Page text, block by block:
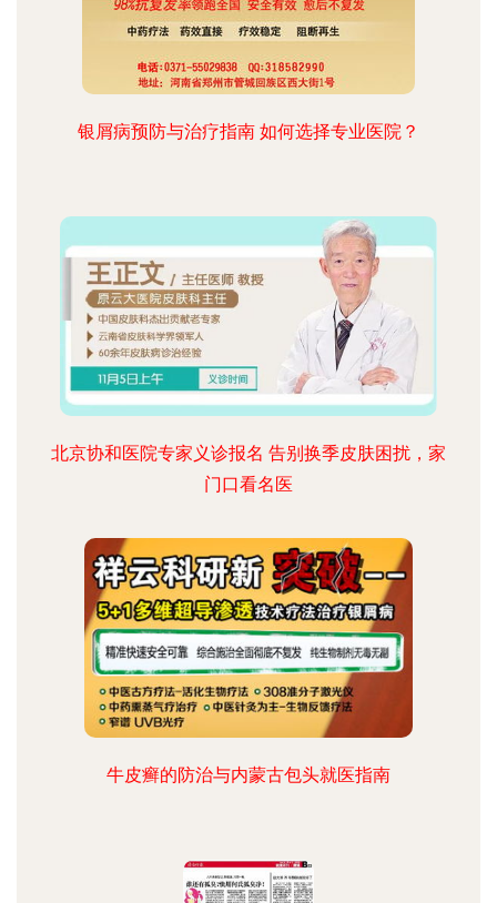
银屑病预防与治疗指南 如何选择专业医院？
北京协和医院专家义诊报名 告别换季皮肤困扰，家
门口看名医
牛皮癣的防治与内蒙古包头就医指南